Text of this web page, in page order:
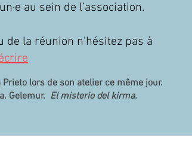
au sein de l’association.
de la réunion n'hésitez pas à
lors de son atelier ce même jour.
Gelemur. El misterio del kirma.